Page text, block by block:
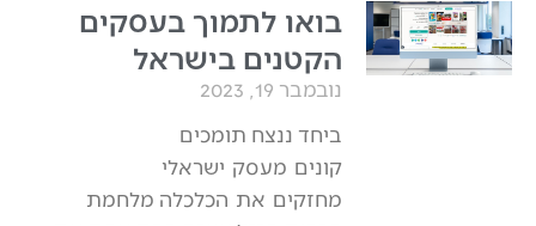
בואו לתמוך בעסקים
הקטנים בישראל
נובמבר 19, 2023
ביחד ננצח תומכים
קונים מעסק ישראלי
מחזקים את הכלכלה מלחמת